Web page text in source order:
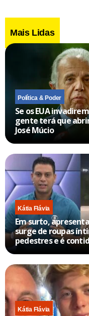
Mais Lidas
Política & Poder
Se os EUA
gente terá que
José Múcio
Kátia Flávia
Em surto,
surge de roupas
pedestres e é
Kátia Flávia